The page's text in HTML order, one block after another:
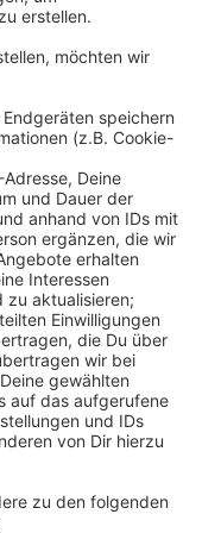
und
Richtungen
Straße
Steinfurt in